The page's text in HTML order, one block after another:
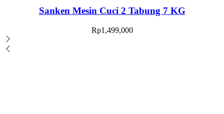
Sanken Mesin Cuci 2 Tabung 7 KG
Rp1,499,000